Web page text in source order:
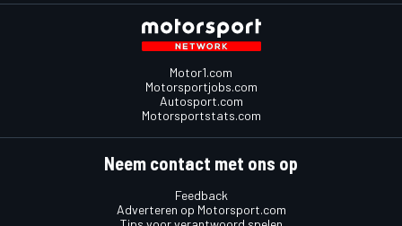
Motor1.com
Motorsportjobs.com
Autosport.com
Motorsportstats.com
Neem contact met ons op
Feedback
Adverteren op Motorsport.com